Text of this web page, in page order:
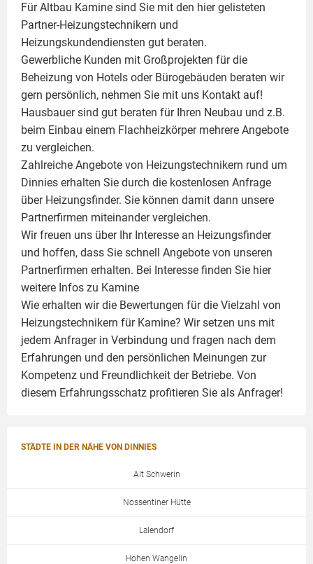
Für Altbau Kamine sind Sie mit den hier gelisteten
Partner-Heizungstechnikern und
Heizungskundendiensten gut beraten.
Gewerbliche Kunden mit Großprojekten für die
Beheizung von Hotels oder Bürogebäuden beraten wir
gern persönlich, nehmen Sie mit uns Kontakt auf!
Hausbauer sind gut beraten für Ihren Neubau und z.B.
beim Einbau einem Flachheizkörpermehrere Angebote
zu vergleichen.
Zahlreiche Angebote von Heizungstechnikern rund um
Dinnies erhalten Sie durch die kostenlosen Anfrage
über Heizungsfinder. Sie können damit dann unsere
Partnerfirmen miteinander vergleichen.
Wir freuen uns über Ihr Interesse an Heizungsfinder
und hoffen, dass Sie schnell Angebote von unseren
Partnerfirmen erhalten. Bei Interesse finden Sie hier
weitere Infos zu Kamine
Wie erhalten wir die Bewertungen für die Vielzahl von
Heizungstechnikern für Kamine? Wir setzen uns mit
jedem Anfrager in Verbindung und fragen nach dem
Erfahrungen und den persönlichen Meinungen zur
Kompetenz und Freundlichkeit der Betriebe. Von
diesem Erfahrungsschatz profitieren Sie als Anfrager!
STÄDTE IN DER NÄHE VON DINNIES
Alt Schwerin
Nossentiner Hütte
Lalendorf
Hohen Wangelin